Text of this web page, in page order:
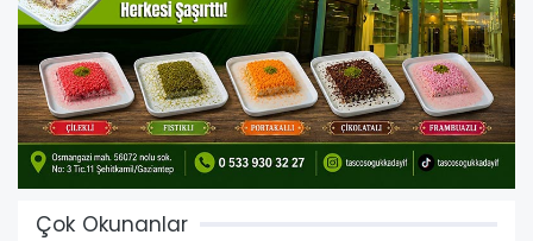
Çok Okunanlar